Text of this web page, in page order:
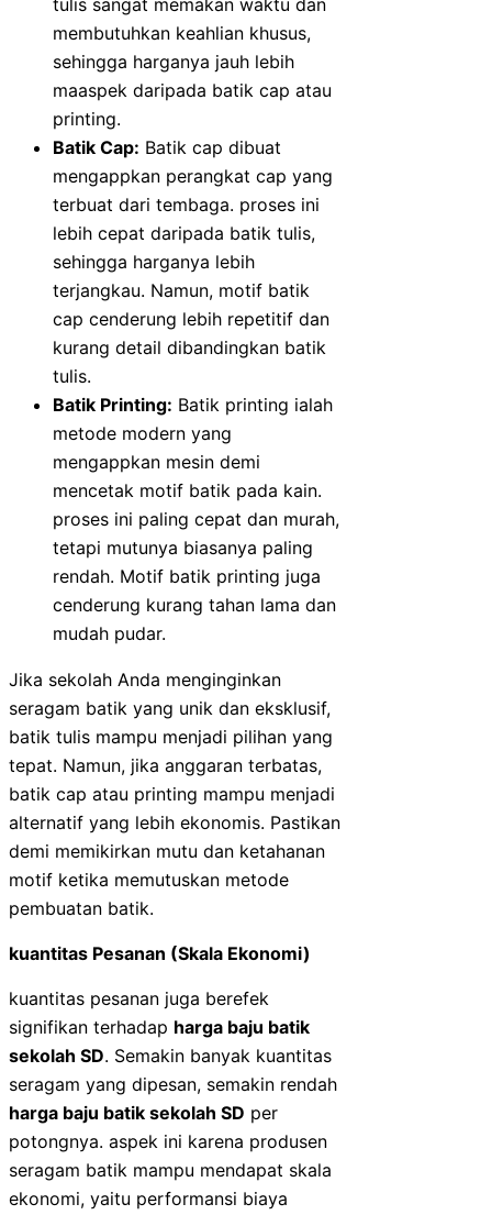
tulis sangat memakan waktu dan
membutuhkan keahlian khusus,
sehingga harganya jauh lebih
maaspek daripada batik cap atau
printing.
Batik Cap: Batik cap dibuat
mengappkan perangkat cap yang
terbuat dari tembaga. proses ini
lebih cepat daripada batik tulis,
sehingga harganya lebih
terjangkau. Namun, motif batik
cap cenderung lebih repetitif dan
kurang detail dibandingkan batik
tulis.
Batik Printing: Batik printing ialah
metode modern yang
mengappkan mesin demi
mencetak motif batik pada kain.
proses ini paling cepat dan murah,
tetapi mutunya biasanya paling
rendah. Motif batik printing juga
cenderung kurang tahan lama dan
mudah pudar.
Jika sekolah Anda menginginkan
seragam batik yang unik dan eksklusif,
batik tulis mampu menjadi pilihan yang
tepat. Namun, jika anggaran terbatas,
batik cap atau printing mampu menjadi
alternatif yang lebih ekonomis. Pastikan
demi memikirkan mutu dan ketahanan
motif ketika memutuskan metode
pembuatan batik.
kuantitas Pesanan (Skala Ekonomi)
kuantitas pesanan juga berefek
signifikan terhadap harga baju batik
sekolah SD. Semakin banyak kuantitas
seragam yang dipesan, semakin rendah
harga baju batik sekolah SD per
potongnya. aspek ini karena produsen
seragam batik mampu mendapat skala
ekonomi, yaitu performansi biaya